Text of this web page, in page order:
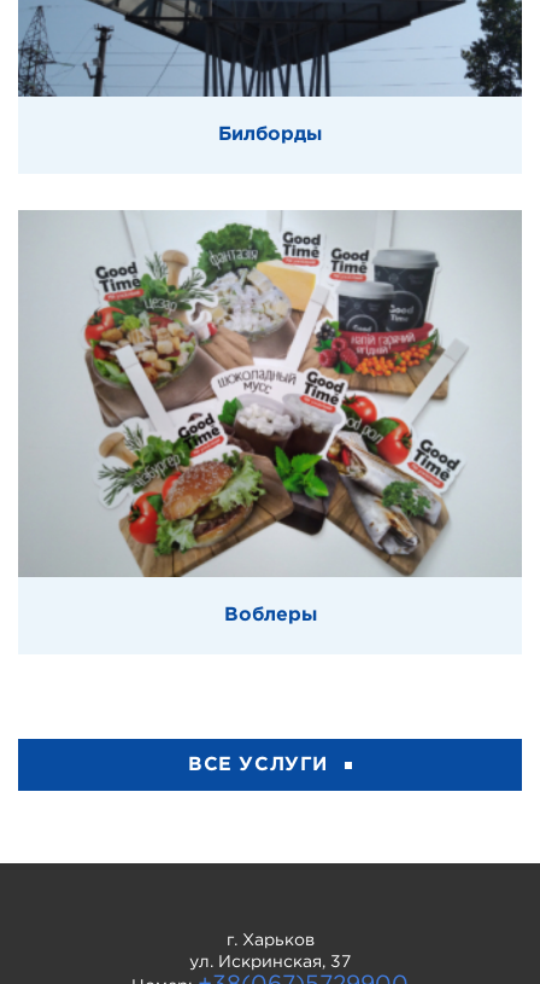
Билборды
Воблеры
ВСЕ УСЛУГИ
г. Харьков
ул. Искринская, 37